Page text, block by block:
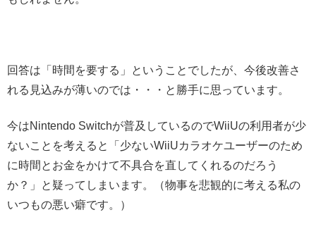
回答は「時間を要する」ということでしたが、今後改善さ
れる見込みが薄いのでは・・・と勝手に思っています。
今はNintendo Switchが普及しているのでWiiUの利用者が少
ないことを考えると「少ないWiiUカラオケユーザーのため
に時間とお金をかけて不具合を直してくれるのだろう
か？」と疑ってしまいます。（物事を悲観的に考える私の
いつもの悪い癖です。）